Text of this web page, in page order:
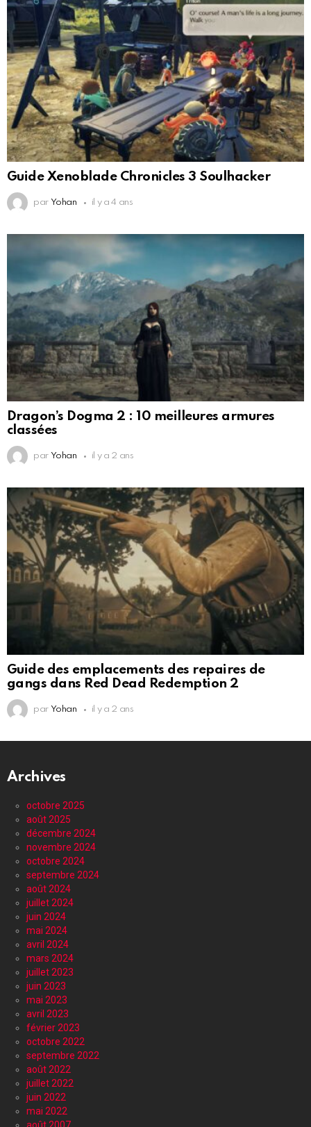
Guide Xenoblade Chronicles 3 Soulhacker
par Yohan il y a 4 ans
Dragon’s Dogma 2 : 10 meilleures armures
classées
par Yohan il y a 2 ans
Guide des emplacements des repaires de
gangs dans Red Dead Redemption 2
par Yohan il y a 2 ans
Archives
octobre 2025
août 2025
décembre 2024
novembre 2024
octobre 2024
septembre 2024
août 2024
juillet 2024
juin 2024
mai 2024
avril 2024
mars 2024
juillet 2023
juin 2023
mai 2023
avril 2023
février 2023
octobre 2022
septembre 2022
août 2022
juillet 2022
juin 2022
mai 2022